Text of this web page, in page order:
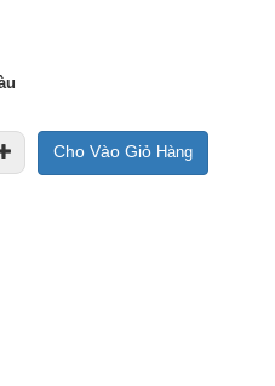
Cho Vào Giỏ Hàng